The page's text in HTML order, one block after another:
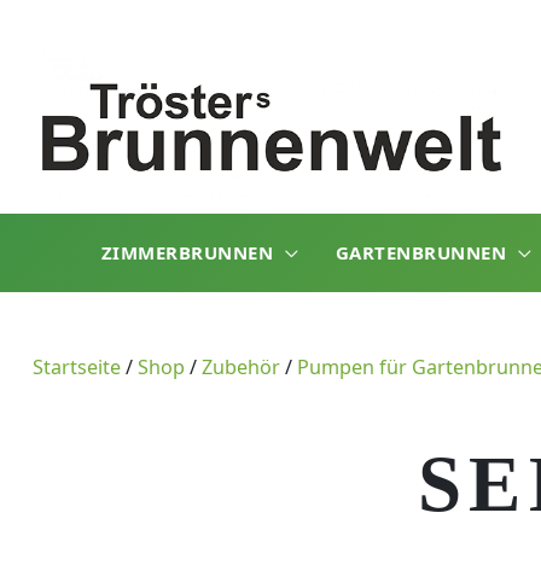
ZIMMERBRUNNEN GARTENBRUNNEN
Startseite/Shop /Zubehör/ Pumpen für